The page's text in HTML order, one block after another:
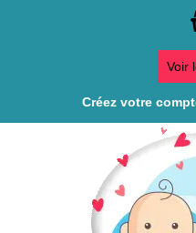
Voir
Créez votre